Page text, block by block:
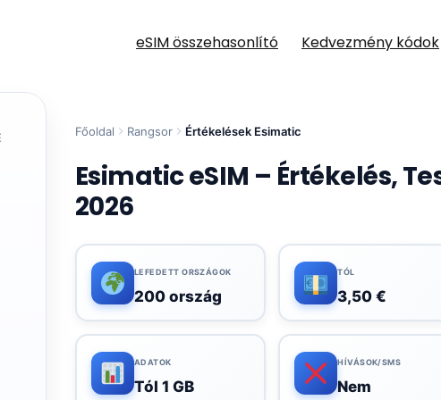
eSIM összehasonlító Kedvezmény kódok
Főoldal Rangsor Értékelések Esimatic
Esimatic eSIM – Értékelés,
2026
LEFEDETT ORSZÁGOK
200 ország
TÓL
3,50 €
ADATOK
Tól 1 GB
HÍVÁSOK/SMS
Nem